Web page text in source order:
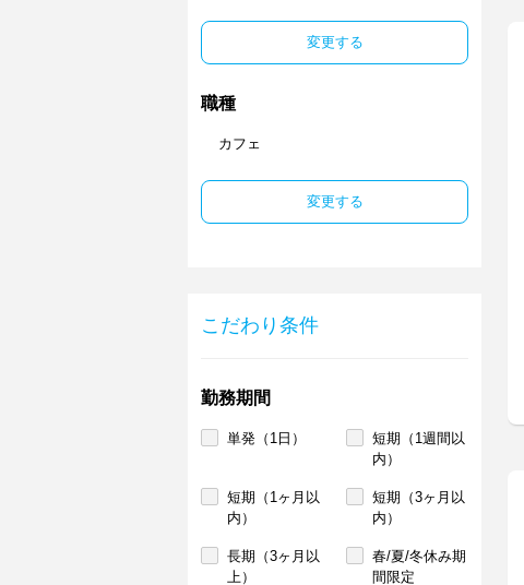
変更する
職種
カフェ
変更する
こだわり条件
勤務期間
単発（1日）
短期（1週間以
内）
短期（1ヶ月以
内）
短期（3ヶ月以
内）
長期（3ヶ月以
上）
春/夏/冬休み期
間限定